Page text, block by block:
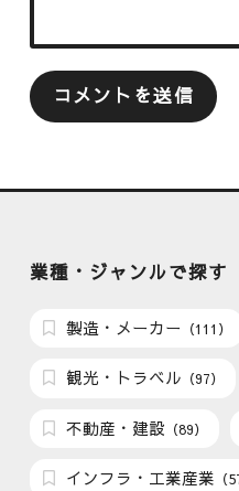
業種・ジャンルで探す
製造・メーカー （111）
観光・トラベル （97）
不動産・建設 （89）
インフラ・工業産業 （